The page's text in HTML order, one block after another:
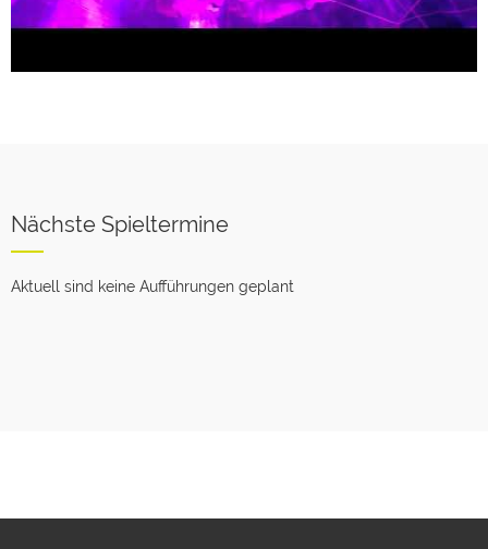
Nächste Spieltermine
Aktuell sind keine Aufführungen geplant